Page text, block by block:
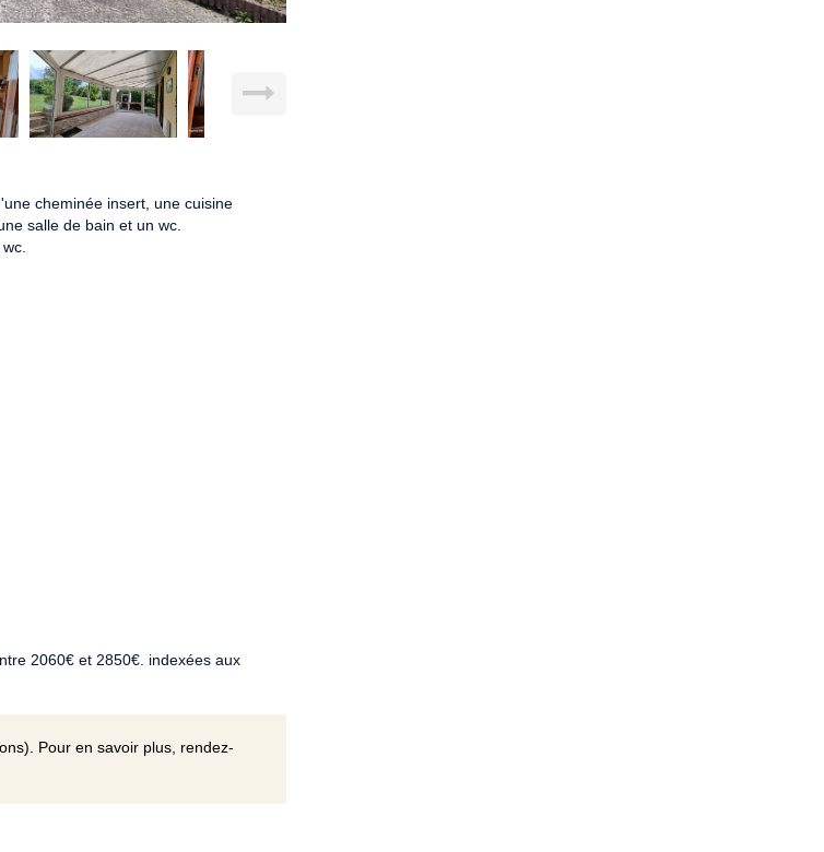
cheminée insert, une cuisine
salle de bain et un wc.
2060€ et 2850€. indexées aux
Pour en savoir plus, rendez-